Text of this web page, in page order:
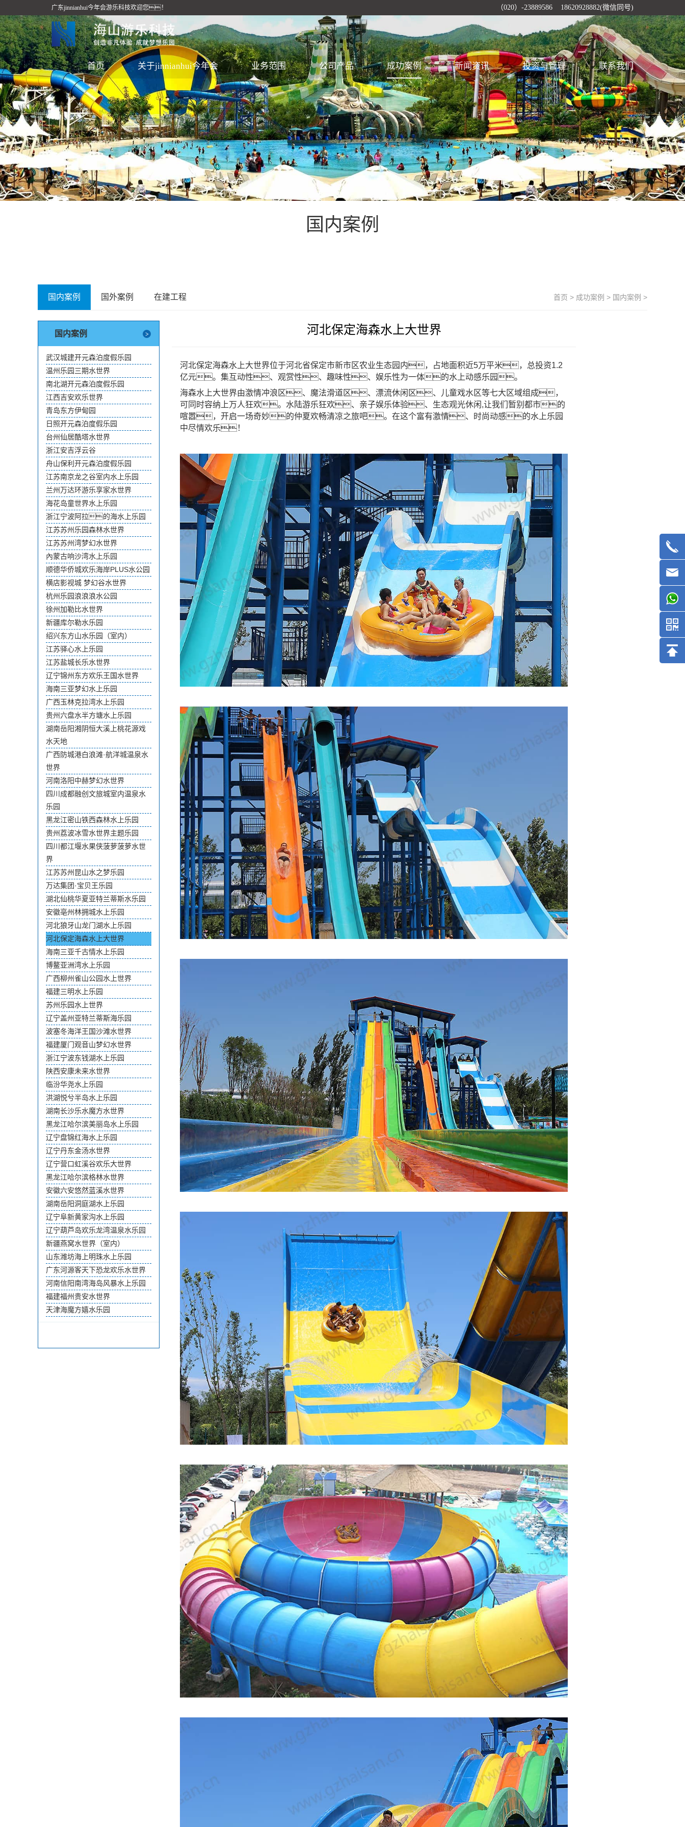
广东jinnianhui今年会游乐科技欢迎您！ （020）-23889586 18620928882(微信同号)
首页 关于jinnianhui今年会 业务范围 公司产品 成功案例 新闻资讯 投资与管理 联系我们
国内案例
首页 > 成功案例 > 国内案例 >
国内案例 国外案例 在建工程
国内案例
武汉城建开元森泊度假乐园
温州乐园三期水世界
南北湖开元森泊度假乐园
江西吉安欢乐世界
青岛东方伊甸园
日照开元森泊度假乐园
台州仙居酷塔水世界
浙江安吉浮云谷
舟山保利开元森泊度假乐园
江苏南京龙之谷室内水上乐园
兰州万达环游乐享家水世界
海花岛童世界水上乐园
浙江宁波阿拉的海水上乐园
江苏苏州乐园森林水世界
江苏苏州湾梦幻水世界
內蒙古响沙湾水上乐园
顺德华侨城欢乐海岸PLUS水公园
横店影视城 梦幻谷水世界
杭州乐园浪浪浪水公园
徐州加勒比水世界
新疆库尔勒水乐园
绍兴东方山水乐园（室内）
江苏驿心水上乐园
江苏盐城长乐水世界
辽宁锦州东方欢乐王国水世界
海南三亚梦幻水上乐园
广西玉林克拉湾水上乐园
贵州六盘水半方塘水上乐园
湖南岳阳湘阴恒大溪上桃花源戏
水天地
广西防城港白浪滩·航洋城温泉水
世界
河南洛阳中赫梦幻水世界
四川成都融创文旅城室内温泉水
乐园
黑龙江密山铁西森林水上乐园
贵州荔波冰雪水世界主题乐园
四川都江堰水果侠菠萝菠萝水世
界
江苏苏州昆山水之梦乐园
万达集团·宝贝王乐园
湖北仙桃华夏亚特兰蒂斯水乐园
安徽亳州林拥城水上乐园
河北狼牙山龙门湖水上乐园
河北保定海森水上大世界
海南三亚千古情水上乐园
博鳌亚洲湾水上乐园
广西柳州雀山公园水上世界
福建三明水上乐园
苏州乐园水上世界
辽宁盖州亚特兰蒂斯海乐园
波塞冬海洋王国沙滩水世界
福建厦门观音山梦幻水世界
浙江宁波东钱湖水上乐园
陕西安康未来水世界
临汾华尧水上乐园
洪湖悦兮半岛水上乐园
湖南长沙乐水魔方水世界
黑龙江哈尔滨美丽岛水上乐园
辽宁盘锦红海水上乐园
辽宁丹东金汤水世界
辽宁营口虹溪谷欢乐大世界
黑龙江哈尔滨格林水世界
安徽六安悠然蓝溪水世界
湖南岳阳洞庭湖水上乐园
辽宁阜新黄家沟水上乐园
辽宁葫芦岛欢乐龙湾温泉水乐园
新疆燕窝水世界（室内）
山东潍坊海上明珠水上乐园
广东河源客天下恐龙欢乐水世界
河南信阳南湾海岛风暴水上乐园
福建福州贵安水世界
天津海魔方嬉水乐园
河北保定海森水上大世界
河北保定海森水上大世界位于河北省保定市新市区农业生态园内，占地面积近5万平米，总投资1.2
亿元。集互动性、观赏性、趣味性、娱乐性为一体的水上动感乐园。
海森水上大世界由激情冲浪区、魔法滑道区、漂流休闲区、儿童戏水区等七大区域组成，
可同时容纳上万人狂欢。水陆游乐狂欢、亲子娱乐体验、生态观光休闲,让我们暂别都市的
喧嚣，开启一场奇妙的仲夏欢畅清凉之旅吧。在这个富有激情、时尚动感的水上乐园
中尽情欢乐！